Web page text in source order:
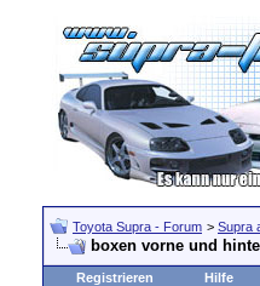
Toyota Supra - Forum > Supra
boxen vorne und
Registrieren Hilfe